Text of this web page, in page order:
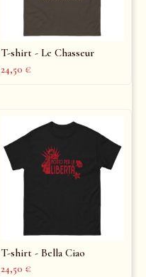
T-shirt - Le Chasseur
24,50 €
T-shirt - Bella Ciao
24,50 €